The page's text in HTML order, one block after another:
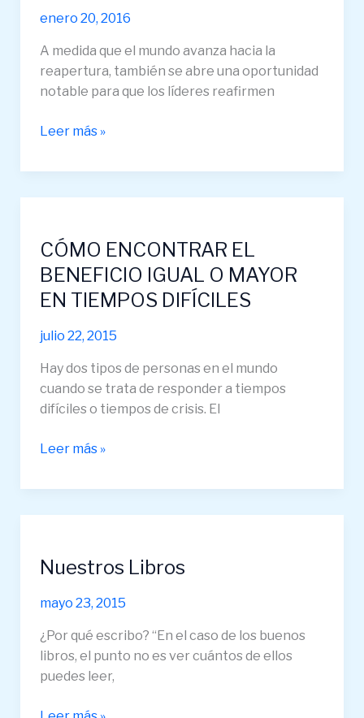
enero 20, 2016
A medida que el mundo avanza hacia la
reapertura, también se abre una oportunidad
notable para que los líderes reafirmen
MEDIDA
REABRIMOS
NEGOCIOS
Leer más »
CÓMO ENCONTRAR EL
BENEFICIO IGUAL O MAYOR
EN TIEMPOS DIFÍCILES
julio 22, 2015
Hay dos tipos de personas en el mundo
cuando se trata de responder a tiempos
difíciles o tiempos de crisis. El
EL
BENEFICIO
O
MAYOR
TIEMPOS
DIFÍCILES
Leer más »
Nuestros Libros
mayo 23, 2015
¿Por qué escribo? “En el caso de los buenos
libros, el punto no es ver cuántos de ellos
puedes leer,